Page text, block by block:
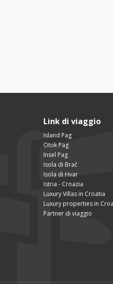
Link di viaggio
Island Pag
Otok Pag
Insel Pag
Isola di Brač
Isola di Hvar
Istria - Croazia
Luxury Villas in Croatia
Luxury properties in
Partner di viaggio